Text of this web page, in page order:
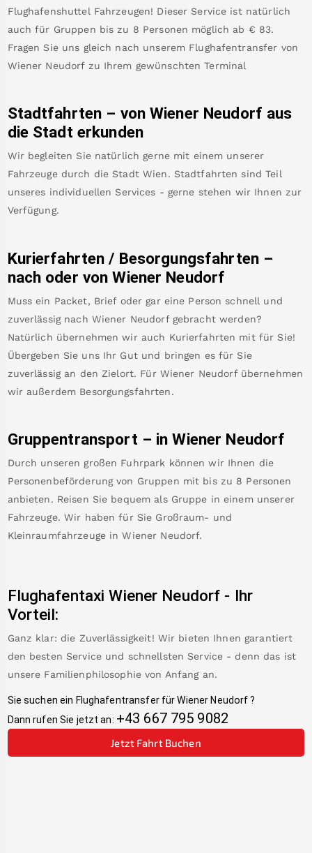
Flughafenshuttel Fahrzeugen! Dieser Service ist natürlich
auch für Gruppen bis zu 8 Personen möglich ab € 83.
Fragen Sie uns gleich nach unserem Flughafentransfer von
Wiener Neudorf zu Ihrem gewünschten Terminal
Stadtfahrten – von Wiener Neudorf aus
die Stadt erkunden
Wir begleiten Sie natürlich gerne mit einem unserer
Fahrzeuge durch die Stadt Wien. Stadtfahrten sind Teil
unseres individuellen Services - gerne stehen wir Ihnen zur
Verfügung.
Kurierfahrten / Besorgungsfahrten –
nach oder von Wiener Neudorf
Muss ein Packet, Brief oder gar eine Person schnell und
zuverlässig nach Wiener Neudorf gebracht werden?
Natürlich übernehmen wir auch Kurierfahrten mit für Sie!
Übergeben Sie uns Ihr Gut und bringen es für Sie
zuverlässig an den Zielort. Für Wiener Neudorf übernehmen
wir außerdem Besorgungsfahrten.
Gruppentransport – in Wiener Neudorf
Durch unseren großen Fuhrpark können wir Ihnen die
Personenbeförderung von Gruppen mit bis zu 8 Personen
anbieten. Reisen Sie bequem als Gruppe in einem unserer
Fahrzeuge. Wir haben für Sie Großraum- und
Kleinraumfahrzeuge in Wiener Neudorf.
Flughafentaxi Wiener Neudorf - Ihr
Vorteil:
Ganz klar: die Zuverlässigkeit! Wir bieten Ihnen garantiert
den besten Service und schnellsten Service - denn das ist
unsere Familienphilosophie von Anfang an.
Sie suchen ein Flughafentransfer für Wiener Neudorf?
Dann rufen Sie jetzt an: +43 667 795 9082
Jetzt Fahrt Buchen